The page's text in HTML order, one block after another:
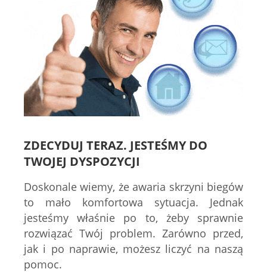
ZDECYDUJ TERAZ. JESTEŚMY DO
TWOJEJ DYSPOZYCJI
Doskonale wiemy, że awaria skrzyni biegów
to mało komfortowa sytuacja. Jednak
jesteśmy właśnie po to, żeby sprawnie
rozwiązać Twój problem. Zarówno przed,
jak i po naprawie, możesz liczyć na naszą
pomoc.